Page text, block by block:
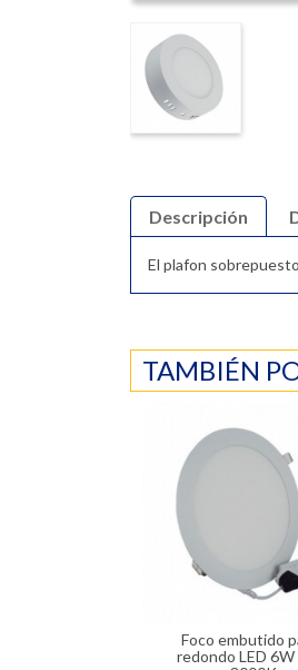
Descripción
El plafon
TAMBIÉN
Foco embutido panel
redondo LED